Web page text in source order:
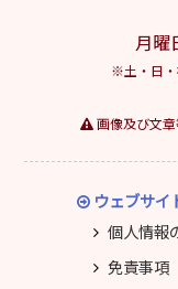
月曜
※土・日・
画像及び文章
ウェブサイ
個人情報
免責事項